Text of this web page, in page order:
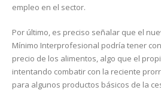
empleo en el sector.
Por último, es preciso señalar que el
Mínimo Interprofesional podría tener
precio de los alimentos, algo que el
intentando combatir con la reciente
para algunos productos básicos de la